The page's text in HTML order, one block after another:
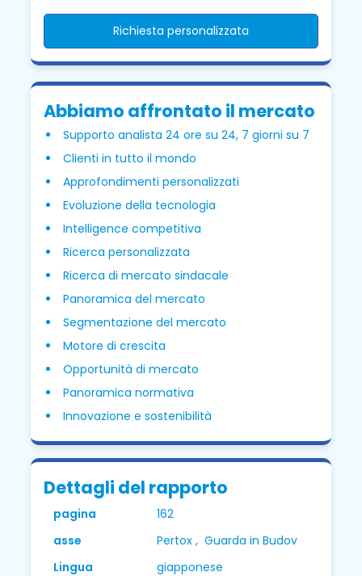
Richiesta personalizzata
Abbiamo affrontato il mercato
Supporto analista 24 ore su 24, 7 giorni su 7
Clienti in tutto il mondo
Approfondimenti personalizzati
Evoluzione della tecnologia
Intelligence competitiva
Ricerca personalizzata
Ricerca di mercato sindacale
Panoramica del mercato
Segmentazione del mercato
Motore di crescita
Opportunità di mercato
Panoramica normativa
Innovazione e sostenibilità
Dettagli del rapporto
pagina
162
asse
Pertox , Guarda in Budov
Lingua
giapponese